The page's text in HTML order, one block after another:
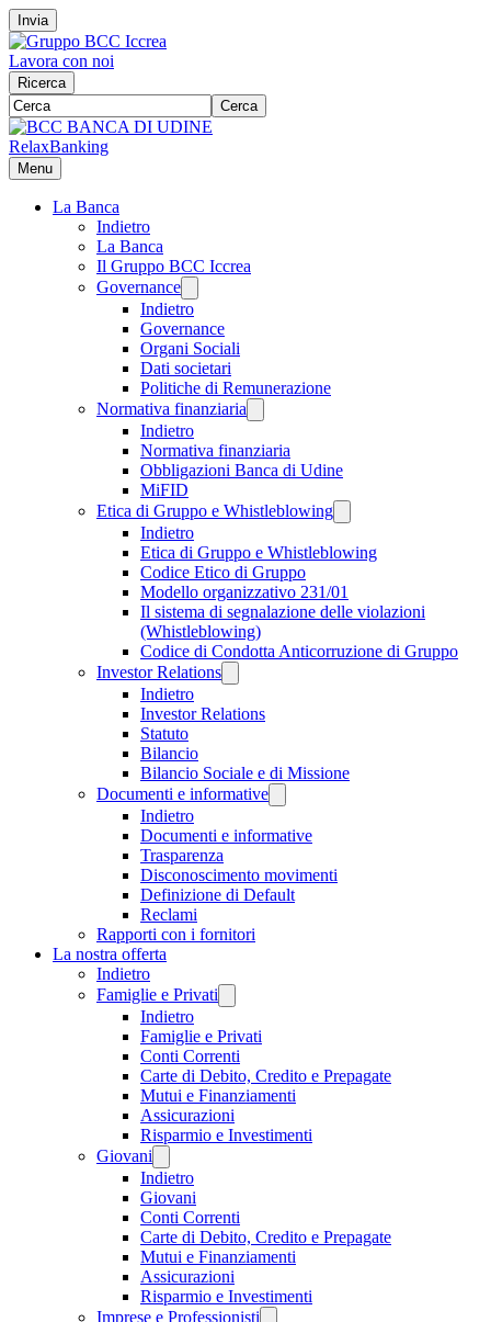
Invia
Lavora con noi
Ricerca
Cerca
RelaxBanking
Menu
La Banca
Indietro
La Banca
Il Gruppo BCC Iccrea
Governance
Indietro
Governance
Organi Sociali
Dati societari
Politiche di Remunerazione
Normativa finanziaria
Indietro
Normativa finanziaria
Obbligazioni Banca di Udine
MiFID
Etica di Gruppo e Whistleblowing
Indietro
Etica di Gruppo e Whistleblowing
Codice Etico di Gruppo
Modello organizzativo 231/01
Il sistema di segnalazione delle violazioni
(Whistleblowing)
Codice di Condotta Anticorruzione di Gruppo
Investor Relations
Indietro
Investor Relations
Statuto
Bilancio
Bilancio Sociale e di Missione
Documenti e informative
Indietro
Documenti e informative
Trasparenza
Disconoscimento movimenti
Definizione di Default
Reclami
Rapporti con i fornitori
La nostra offerta
Indietro
Famiglie e Privati
Indietro
Famiglie e Privati
Conti Correnti
Carte di Debito, Credito e Prepagate
Mutui e Finanziamenti
Assicurazioni
Risparmio e Investimenti
Giovani
Indietro
Giovani
Conti Correnti
Carte di Debito, Credito e Prepagate
Mutui e Finanziamenti
Assicurazioni
Risparmio e Investimenti
Imprese e Professionisti